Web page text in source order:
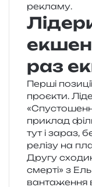
рекламу.
раз
Перші
про­є­кти.
при­клад
тут і зараз,
релі­зу на
Другу
смер­ті» з
ван­та­же­н­ня